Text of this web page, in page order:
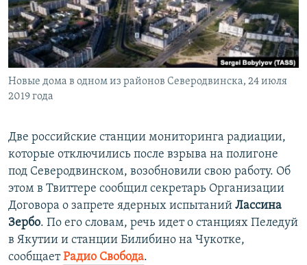
ПОБЕДИТЕЛЕЙ НЕ СУДЯТ?
КРЫМ.НЕПОКОРЕННЫЙ
ELIFBE
УКРАИНСКАЯ ПРОБЛЕМА КРЫМА
ПРИСОЕДИНЯЙТЕСЬ!
Все сайты RFE/RL
Новые дома в одном из районов Северодвинска, 24 июля
2019 года
Две российские станции мониторинга радиации,
которые отключились после взрыва на полигоне
под Северодвинском, возобновили свою работу. Об
этом в Твиттере сообщил секретарь Организации
Договора о запрете ядерных испытаний Лассина
Зербо. По его словам, речь идет о станциях Пеледуй
в Якутии и станции Билибино на Чукотке,
сообщаетРадио Свобода.